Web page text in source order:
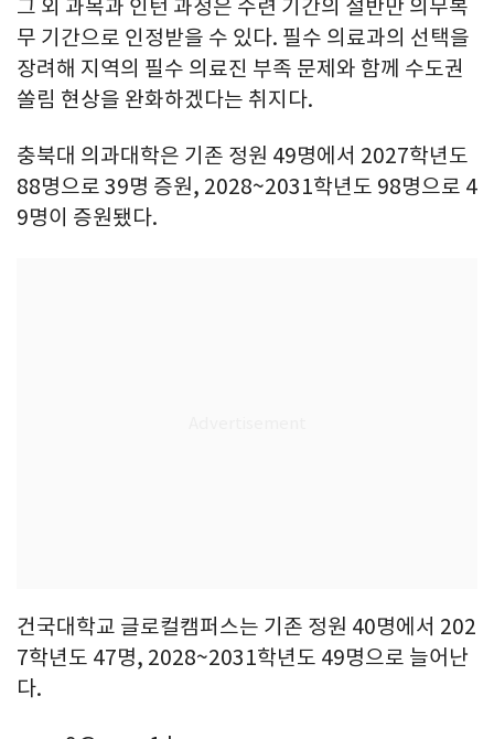
그 외 과목과 인턴 과정은 수련 기간의 절반만 의무복
무 기간으로 인정받을 수 있다. 필수 의료과의 선택을
장려해 지역의 필수 의료진 부족 문제와 함께 수도권
쏠림 현상을 완화하겠다는 취지다.
충북대 의과대학은 기존 정원 49명에서 2027학년도
88명으로 39명 증원, 2028~2031학년도 98명으로 4
9명이 증원됐다.
건국대학교 글로컬캠퍼스는 기존 정원 40명에서 202
7학년도 47명, 2028~2031학년도 49명으로 늘어난
다.